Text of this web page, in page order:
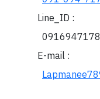
Line_ID :
0916947178
E-mail :